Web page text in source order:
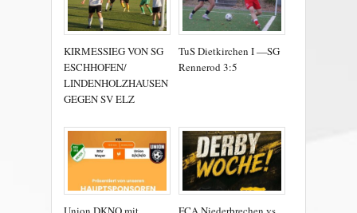
KIRMESSIEG VON SG
ESCHHOFEN/
LINDENHOLZHAUSEN
GEGEN SV ELZ
TuS Dietkirchen I —SG
Rennerod 3:5